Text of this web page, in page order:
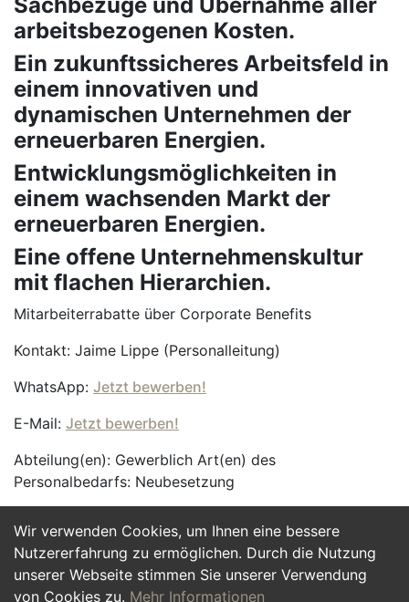
Wir verwenden Cookies, um Ihnen eine bessere
Nutzererfahrung zu ermöglichen. Durch die Nutzung
unserer Webseite stimmen Sie unserer Verwendung
von Cookies zu. Mehr Informationen
arbeitsbezogenen Kosten.
Ein zukunftssicheres Arbeitsfeld in
einem innovativen und
dynamischen Unternehmen der
erneuerbaren Energien.
Entwicklungsmöglichkeiten in
einem wachsenden Markt der
erneuerbaren Energien.
Eine offene Unternehmenskultur
mit flachen Hierarchien.
Mitarbeiterrabatte über Corporate Benefits
Kontakt: Jaime Lippe (Personalleitung)
WhatsApp: Jetzt bewerben!
E-Mail: Jetzt bewerben!
Abteilung(en): Gewerblich Art(en) des
Personalbedarfs: Neubesetzung
Jetzt Bewerben